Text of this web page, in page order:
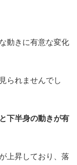
動きに有意な変化
られませんでし
下半身の動きが有
上昇しており、落